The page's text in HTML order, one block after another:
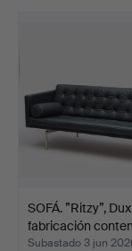
SOFÁ. ”Ritzy”,
fabricación
Subastado 3 jun